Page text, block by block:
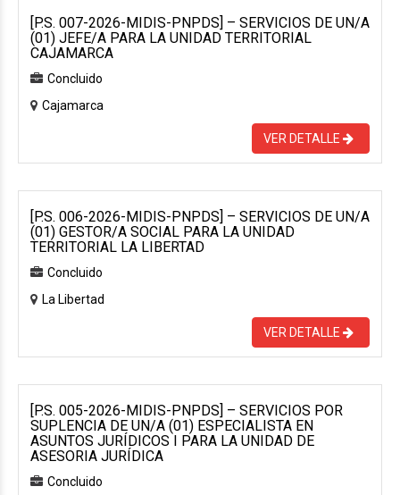
[P.S. 007-2026-MIDIS-PNPDS] – SERVICIOS DE UN/A
(01) JEFE/A PARA LA UNIDAD TERRITORIAL
CAJAMARCA
Concluido
Cajamarca
VER DETALLE
[P.S. 006-2026-MIDIS-PNPDS] – SERVICIOS DE UN/A
(01) GESTOR/A SOCIAL PARA LA UNIDAD
TERRITORIAL LA LIBERTAD
Concluido
La Libertad
VER DETALLE
[P.S. 005-2026-MIDIS-PNPDS] – SERVICIOS POR
SUPLENCIA DE UN/A (01) ESPECIALISTA EN
ASUNTOS JURÍDICOS I PARA LA UNIDAD DE
ASESORIA JURÍDICA
Concluido